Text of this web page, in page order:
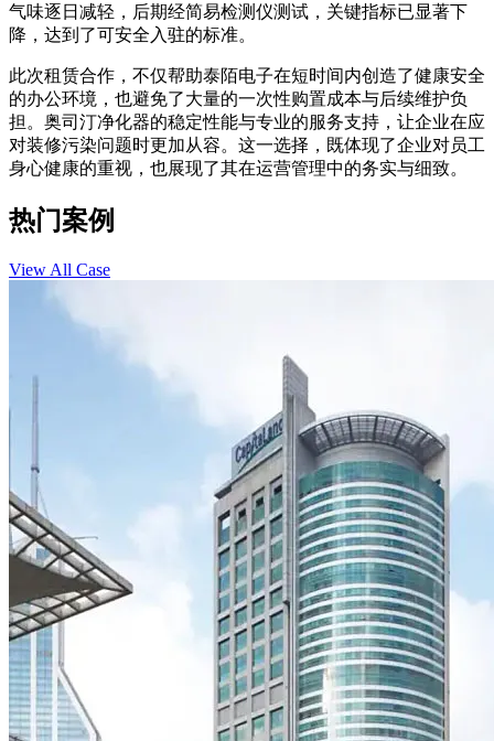
气味逐日减轻，后期经简易检测仪测试，关键指标已显著下
降，达到了可安全入驻的标准。
此次租赁合作，不仅帮助泰陌电子在短时间内创造了健康安全
的办公环境，也避免了大量的一次性购置成本与后续维护负
担。奥司汀净化器的稳定性能与专业的服务支持，让企业在应
对装修污染问题时更加从容。这一选择，既体现了企业对员工
身心健康的重视，也展现了其在运营管理中的务实与细致。
热门案例
View All Case